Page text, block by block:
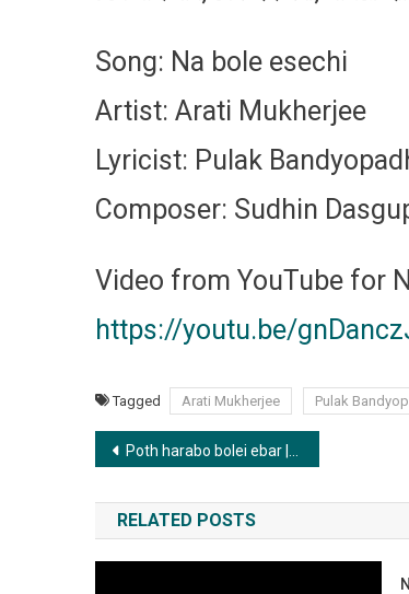
Song: Na bole esechi
Artist: Arati Mukherjee
Lyricist: Pulak
Composer: Sudhin
Video from YouTube for
https://youtu.be/
Tagged Arati Mukherjee Pulak
Post
navigation
Poth harabo bolei ebar | পথ হারাব বলেই এবার
RELATED POSTS